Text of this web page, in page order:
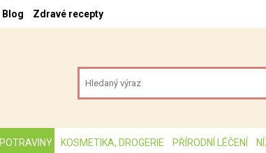
Blog Zdravé recepty
POTRAVINY KOSMETIKA, DROGERIE PŘÍRODNÍ LÉČENÍ